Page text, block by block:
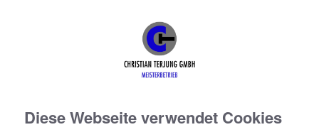
Diese Webseite verwendet Cookies